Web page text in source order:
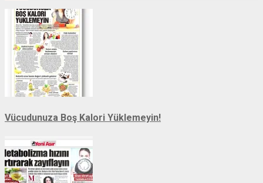
Vücudunuza Boş Kalori Yüklemeyin!